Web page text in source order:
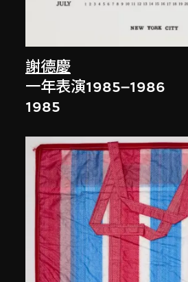
謝德慶
一年表演1985–1986
1985